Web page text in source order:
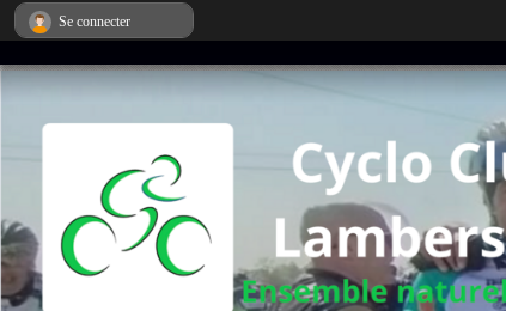
Se connecter
Panneau de gestion des cookies